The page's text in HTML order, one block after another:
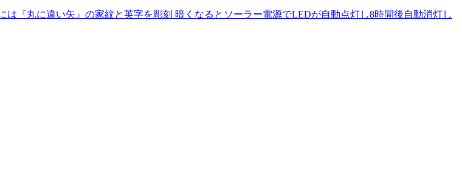
『丸に違い矢』の家紋と英字を彫刻 暗くなるとソーラー電源でLEDが自動点灯し8時間後自動消灯し